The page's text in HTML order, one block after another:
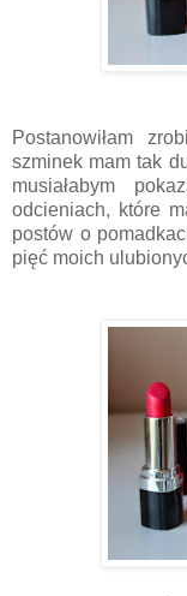
Postanowiłam
szminek mam tak
musiałabym
odcieniach, które
postów o
pięć moich